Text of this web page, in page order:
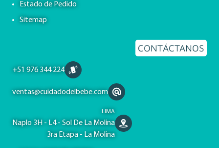
Estado de Pedido
Sitemap
CONTÁCTANOS
+51 976 344 224
ventas@cuidadodelbebe.com
LIMA
Naplo 3H - L4 - Sol De La Molina
3ra Etapa - La Molina